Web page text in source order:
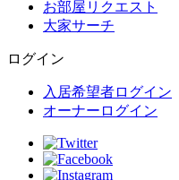
お部屋リクエスト
大家サーチ
ログイン
入居希望者ログイン
オーナーログイン